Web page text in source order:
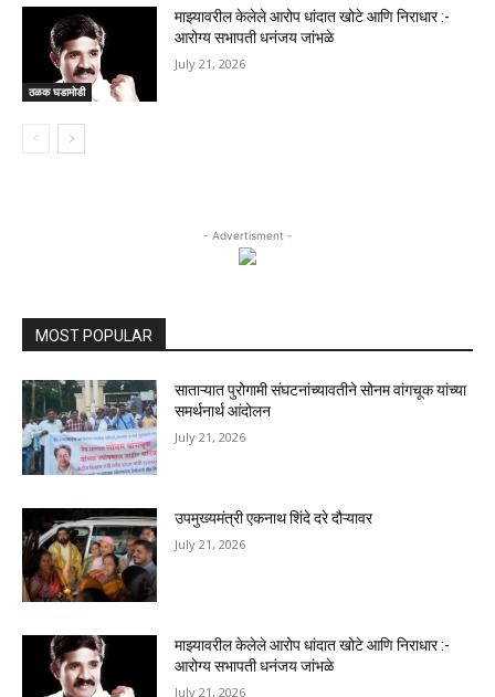
ठळक घडामोडी
माझ्यावरील केलेले आरोप धांदात खोटे आणि निराधार :-
आरोग्य सभापती धनंजय जांभळे
July 21, 2026
- Advertisment -
MOST POPULAR
साताऱ्यात पुरोगामी संघटनांच्यावतीने सोनम वांगचूक यांच्या
समर्थनार्थ आंदोलन
July 21, 2026
उपमुख्यमंत्री एकनाथ शिंदे दरे दौऱ्यावर
July 21, 2026
माझ्यावरील केलेले आरोप धांदात खोटे आणि निराधार :-
आरोग्य सभापती धनंजय जांभळे
July 21, 2026